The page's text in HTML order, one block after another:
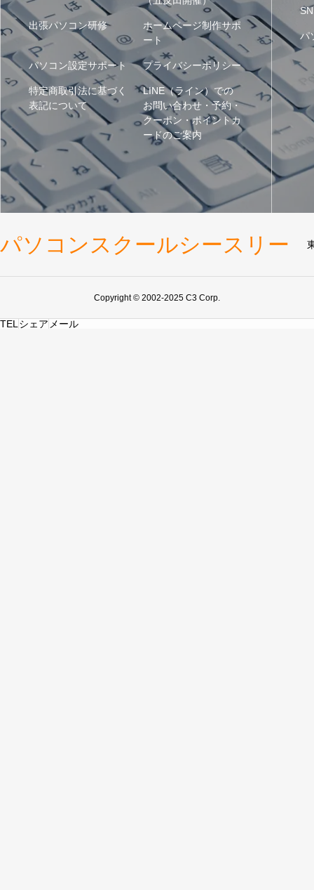
出張パソコン研修
ホームページ制作サポ
ート
パソコン設定サポート プライバシーポリシー
特定商取引法に基づく
表記について
LINE（ライン）での
お問い合わせ・予約・
クーポン・ポイントカ
ードのご案内
パ
パソコンスクールシースリー
Copyright © 2002-2025 C3 Corp.
TELシェア メール